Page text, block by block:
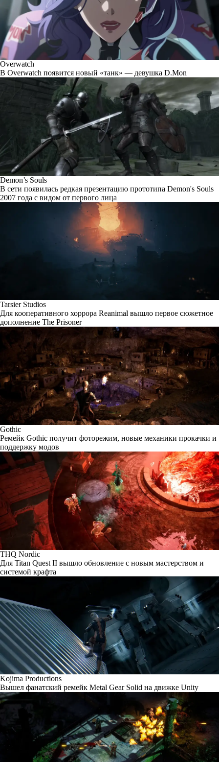
Overwatch
В Overwatch появится новый «танк» — девушка D.Mon
Demon’s Souls
В сети появилась редкая презентацию прототипа Demon's Souls
2007 года с видом от первого лица
Tarsier Studios
Для кооперативного хоррора Reanimal вышло первое сюжетное
дополнение The Prisoner
Gothic
Ремейк Gothic получит фоторежим, новые механики прокачки и
поддержку модов
THQ Nordic
Для Titan Quest II вышло обновление с новым мастерством и
системой крафта
Kojima Productions
Вышел фанатский ремейк Metal Gear Solid на движке Unity